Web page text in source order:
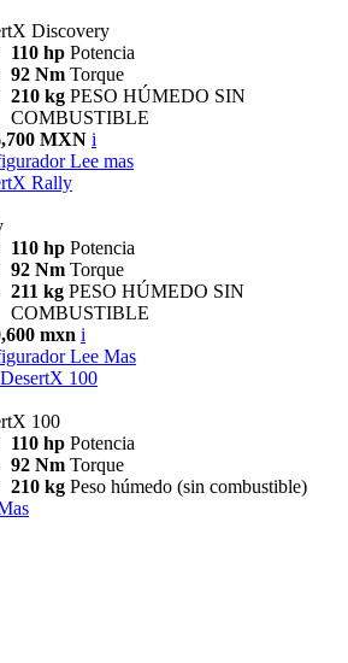
Discovery
110 hp Potencia
92 Nm Torque
210 kg PESO HÚMEDO SIN
COMBUSTIBLE
MXN i
Lee mas
Rally
110 hp Potencia
92 Nm Torque
211 kg PESO HÚMEDO SIN
COMBUSTIBLE
mxn i
Lee Mas
DesertX 100
100
110 hp Potencia
92 Nm Torque
210 kg Peso húmedo (sin combustible)